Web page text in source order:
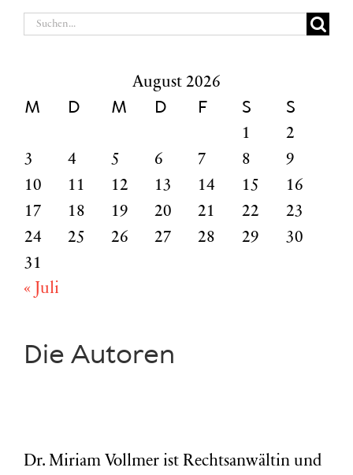
Suche
August 2026
M D M D F S S
1
2
3
4 5 6 7 8
9
10
11 12 13 14 15
16
17
18 19 20 21 22
23
24
25 26 27 28 29
30
31
« Juli
Die Autoren
Dr. Miriam Vollmer ist Rechtsanwältin und